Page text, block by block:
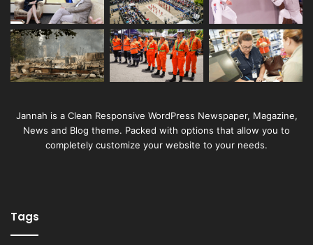
Jannah is a Clean Responsive WordPress Newspaper, Magazine,
News and Blog theme. Packed with options that allow you to
completely customize your website to your needs.
Tags